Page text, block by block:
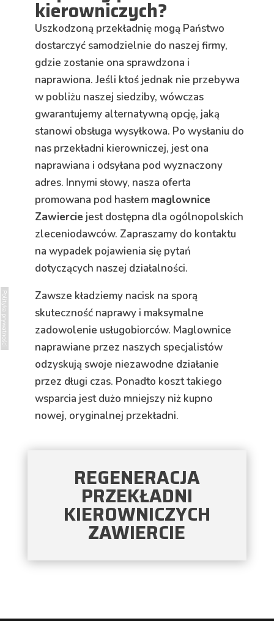
kierowniczych?
Uszkodzoną przekładnię mogą Państwo
dostarczyć samodzielnie do naszej firmy,
gdzie zostanie ona sprawdzona i
naprawiona. Jeśli ktoś jednak nie przebywa
w pobliżu naszej siedziby, wówczas
gwarantujemy alternatywną opcję, jaką
stanowi obsługa wysyłkowa. Po wysłaniu do
nas przekładni kierowniczej, jest ona
naprawiana i odsyłana pod wyznaczony
adres. Innymi słowy, nasza oferta
promowana pod hasłem maglownice
Zawiercie jest dostępna dla ogólnopolskich
zleceniodawców. Zapraszamy do kontaktu
na wypadek pojawienia się pytań
dotyczących naszej działalności.
Zawsze kładziemy nacisk na sporą
skuteczność naprawy i maksymalne
zadowolenie usługobiorców. Maglownice
naprawiane przez naszych specjalistów
odzyskują swoje niezawodne działanie
przez długi czas. Ponadto koszt takiego
wsparcia jest dużo mniejszy niż kupno
nowej, oryginalnej przekładni.
REGENERACJA
PRZEKŁADNI
KIEROWNICZYCH
ZAWIERCIE
Polityka prywatności